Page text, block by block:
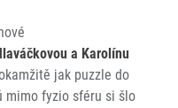
a Karolínu
jak puzzle do
mimo fyzio sféru si šlo